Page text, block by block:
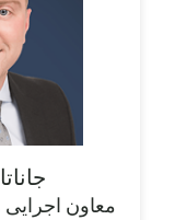
معاون